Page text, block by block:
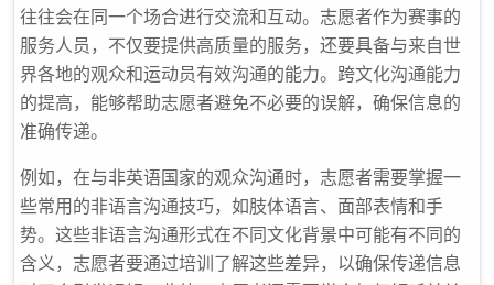
往往会在同一个场合进行交流和互动。志愿者作为赛事的
服务人员，不仅要提供高质量的服务，还要具备与来自世
界各地的观众和运动员有效沟通的能力。跨文化沟通能力
的提高，能够帮助志愿者避免不必要的误解，确保信息的
准确传递。
例如，在与非英语国家的观众沟通时，志愿者需要掌握一
些常用的非语言沟通技巧，如肢体语言、面部表情和手
势。这些非语言沟通形式在不同文化背景中可能有不同的
含义，志愿者要通过培训了解这些差异，以确保传递信息